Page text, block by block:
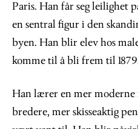
Paris. Han får seg leilighet
en sentral figur i den
byen. Han blir elev hos
komme til å bli frem til
Han lærer en mer moderne
bredere, mer skisseaktig